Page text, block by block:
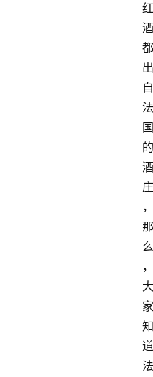
红
酒
都
出
自
法
国
的
酒
庄
，
那
么
，
大
家
知
道
法